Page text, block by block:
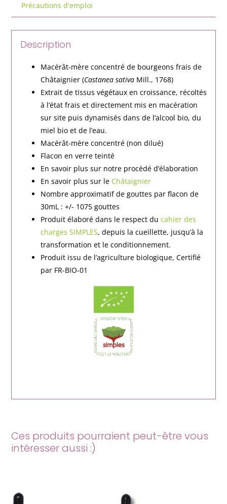
Précautions d'emploi
Description
Macérât-mère concentré de bourgeons frais de
Châtaignier (Castanea sativaMill., 1768)
Extrait de tissus végétaux en croissance, récoltés
à l’état frais et directement mis en macération
sur site puis dynamisés dans de l’alcool bio, du
miel bio et de l’eau.
Macérât-mère concentré (non dilué)
Flacon en verre teinté
En savoir plus sur notre procédé d’élaboration
En savoir plus sur le Châtaignier
Nombre approximatif de gouttes par flacon de
30mL : +/- 1075 gouttes
Produit élaboré dans le respect du cahier des
charges SIMPLES, depuis la cueillette, jusqu’à la
transformation et le conditionnement.
Produit issu de l’agriculture biologique, Certifié
par FR-BIO-01
Ces produits pourraient peut-être vous
intéresser aussi :)